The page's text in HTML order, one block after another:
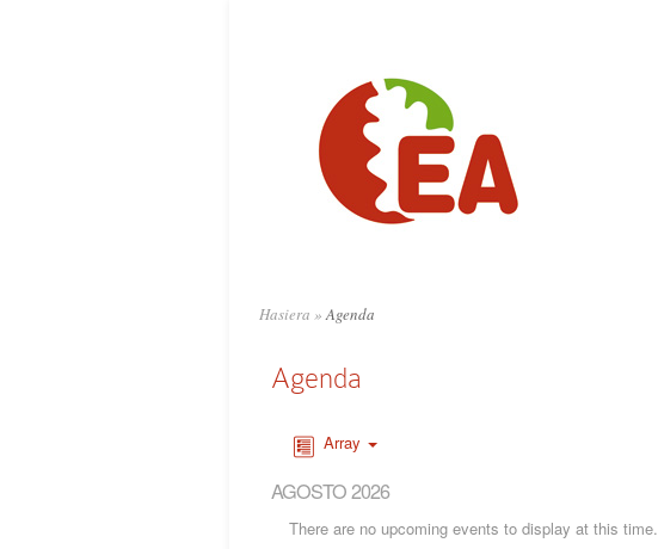
Hasiera »Agenda
Agenda
Array
AGOSTO 2026
There are no upcoming events to display at this time.